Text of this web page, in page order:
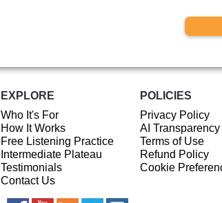
EXPLORE
Who It's For
How It Works
Free Listening Practice
Intermediate Plateau
Testimonials
Contact Us
POLICIES
Privacy Policy
AI
Terms of Use
Refund Policy
Cookie